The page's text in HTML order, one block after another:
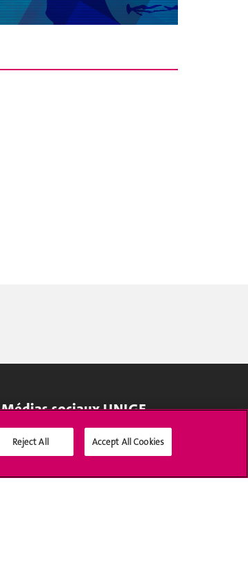
Médias sociaux UNIGE
Reject All Accept All Cookies